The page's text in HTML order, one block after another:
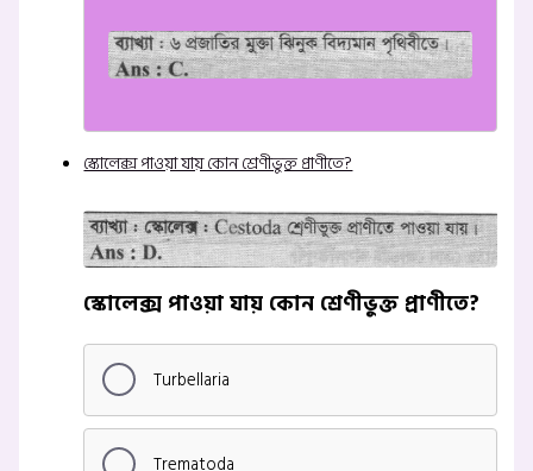
স্কোলেক্স পাওয়া যায় কোন শ্রেণীভুক্ত প্রাণীতে?
স্কোলেক্স পাওয়া যায় কোন শ্রেণীভুক্ত প্রাণীতে?
Turbellaria
Trematoda